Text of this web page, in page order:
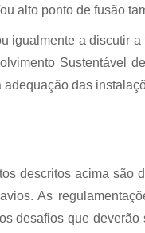
alto ponto de fusão
igualmente a discutir
Sustentável
adequação das
descritos acima são
As
desafios que